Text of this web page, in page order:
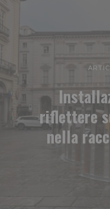
riflettere
nella